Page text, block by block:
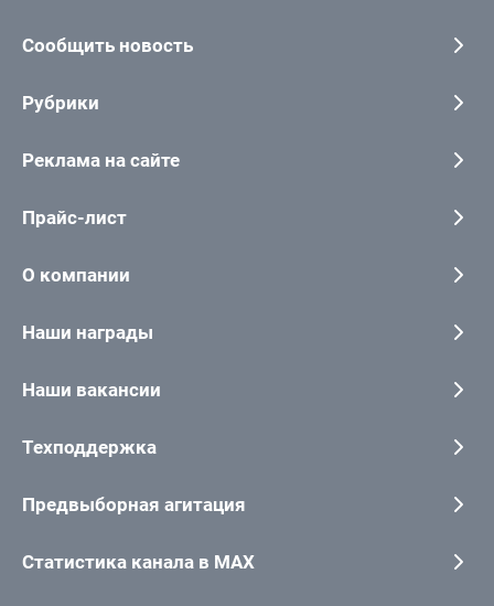
Сообщить новость
Рубрики
Реклама на сайте
Прайс-лист
О компании
Наши награды
Наши вакансии
Техподдержка
Предвыборная агитация
Статистика канала в MAX